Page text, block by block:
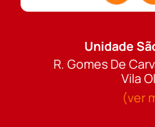
Unidade
R. Gomes De
Vila
(ver